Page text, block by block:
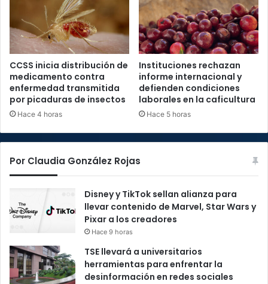
CCSS inicia distribución de
medicamento contra
enfermedad transmitida
por picaduras de insectos
Hace 4 horas
Instituciones rechazan
informe internacional y
defienden condiciones
laborales en la caficultura
Hace 5 horas
Por Claudia González Rojas
Disney y TikTok sellan alianza para
llevar contenido de Marvel, Star Wars y
Pixar a los creadores
Hace 9 horas
TSE llevará a universitarios
herramientas para enfrentar la
desinformación en redes sociales